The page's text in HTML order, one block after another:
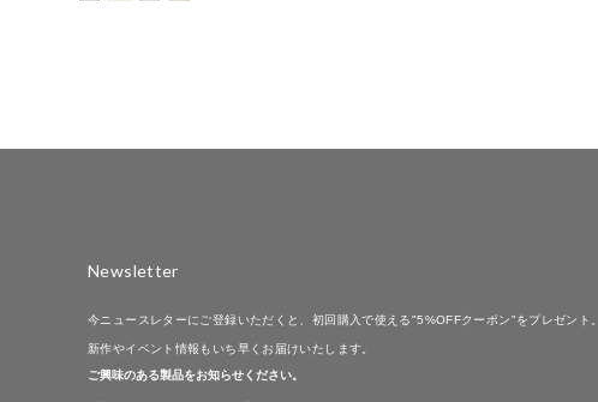
Newsletter
今ニュースレターにご登録いただくと、初回購入で使える"5%OFFクーポン"をプレゼント。
新作やイベント情報もいち早くお届けいたします。
ご興味のある製品をお知らせください。